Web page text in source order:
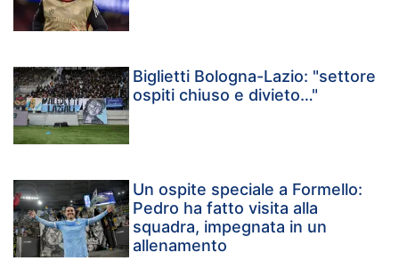
Biglietti Bologna-Lazio: "settore
ospiti chiuso e divieto…"
Un ospite speciale a Formello:
Pedro ha fatto visita alla
squadra, impegnata in un
allenamento